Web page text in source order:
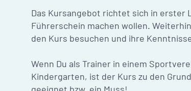
Das Kursangebot richtet sich in erster
Führerschein machen wollen.
den Kurs besuchen und ihre
Wenn Du als Trainer in einem
Kindergarten, ist der Kurs zu den